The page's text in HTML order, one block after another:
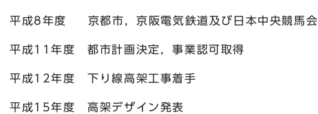
平成8年度 京都市，京阪電気鉄道及び日本中央競馬会
平成11年度 都市計画決定，事業認可取得
平成12年度 下り線高架工事着手
平成15年度 高架デザイン発表